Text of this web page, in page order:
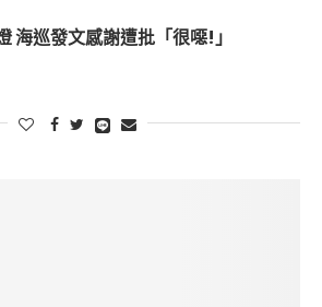
海巡發文感謝遭批「很噁!」